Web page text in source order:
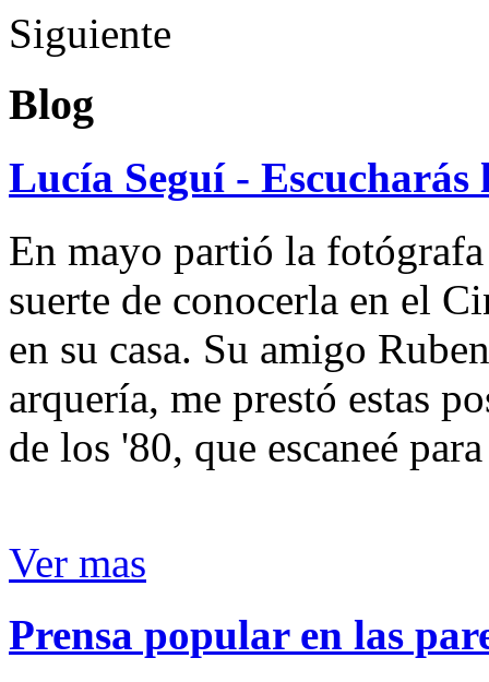
Siguiente
Blog
Lucía Seguí - Escucharás
En mayo partió la
suerte de conocerla en el
en su casa. Su amigo
arquería, me prestó estas
de los '80, que escaneé
Ver mas
Prensa popular en las